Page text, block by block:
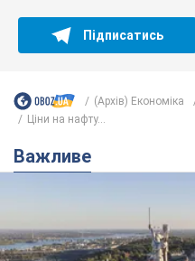
Підписатись
(Архів) Економіка
Ціни на нафту...
Важливе